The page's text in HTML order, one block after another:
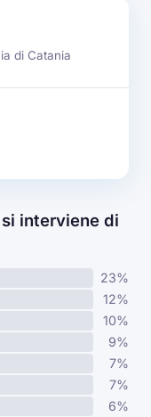
di Catania
interviene di
23%
12%
10%
9%
7%
7%
6%